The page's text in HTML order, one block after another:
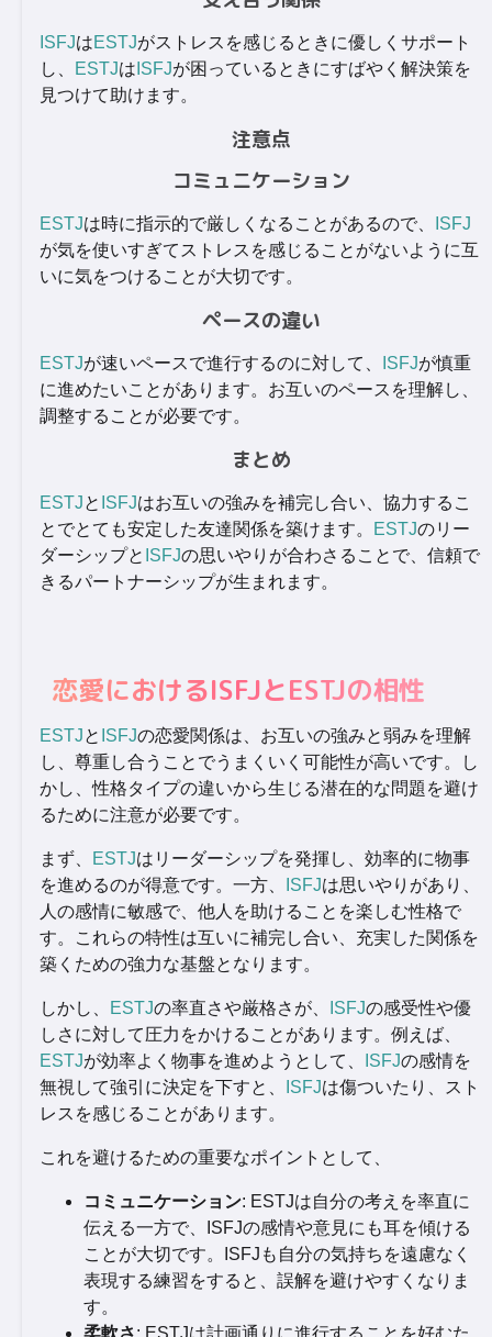
ISFJはESTJがストレスを感じるときに優しくサポート
し、
ESTJは ISFJが困っているときにすばやく解決策を
見つけて助けます。
注意点
コミュニケーション
ESTJは時に指示的で厳しくなることがあるので、
ISFJ
が気を使いすぎてストレスを感じることがないように互
いに気をつけることが大切です。
ペースの違い
ESTJが速いペースで進行するのに対して、 ISFJが慎重
に進めたいことがあります。お互いのペースを理解し、
調整することが必要です。
まとめ
ESTJと ISFJはお互いの強みを補完し合い、協力するこ
とでとても安定した友達関係を築けます。
ESTJのリー
ダーシップと ISFJの思いやりが合わさることで、信頼で
きるパートナーシップが生まれます。
恋愛におけるISFJとESTJの相性
ESTJと ISFJの恋愛関係は、お互いの強みと弱みを理解
し、尊重し合うことでうまくいく可能性が高いです。し
かし、性格タイプの違いから生じる潜在的な問題を避け
るために注意が必要です。
まず、 ESTJはリーダーシップを発揮し、効率的に物事
を進めるのが得意です。一方、
ISFJは思いやりがあり、
人の感情に敏感で、他人を助けることを楽しむ性格で
す。これらの特性は互いに補完し合い、充実した関係を
築くための強力な基盤となります。
しかし、 ESTJの率直さや厳格さが、 ISFJの感受性や優
しさに対して圧力をかけることがあります。例えば、
ESTJが効率よく物事を進めようとして、 ISFJの感情を
無視して強引に決定を下すと、
ISFJは傷ついたり、スト
レスを感じることがあります。
これを避けるための重要なポイントとして、
コミュニケーション: ESTJは自分の考えを率直に
伝える一方で、ISFJの感情や意見にも耳を傾ける
ことが大切です。ISFJも自分の気持ちを遠慮なく
表現する練習をすると、誤解を避けやすくなりま
す。
柔軟さ: ESTJは計画通りに進行することを好むた